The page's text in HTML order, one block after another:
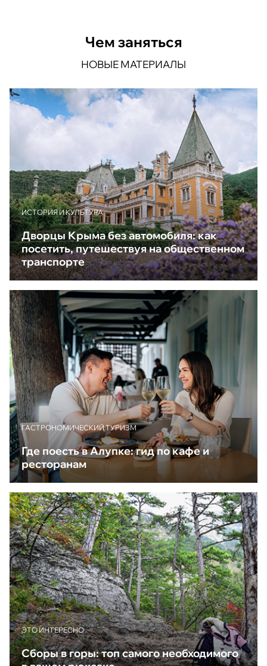
Чем заняться
НОВЫЕ МАТЕРИАЛЫ
ИСТОРИЯ И КУЛЬТУРА
Дворцы Крыма без автомобиля: как
посетить, путешествуя на общественном
транспорте
ГАСТРОНОМИЧЕСКИЙ ТУРИЗМ
Где поесть в Алупке: гид по кафе и
ресторанам
ЭТО ИНТЕРЕСНО
Сборы в горы: топ самого необходимого